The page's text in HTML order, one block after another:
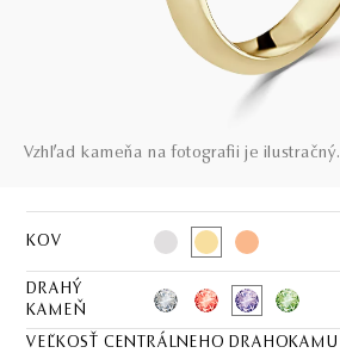
Vzhľad kameňa na fotografii je ilustračný.
KOV
DRAHÝ
KAMEŇ
VEĽKOSŤ CENTRÁLNEHO DRAHOKAMU